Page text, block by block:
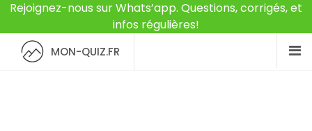
Rejoignez-nous sur Whats’app. Questions, corrigés, et
infos régulières!
MON-QUIZ.FR